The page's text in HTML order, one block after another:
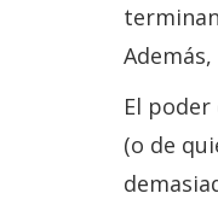
El poder
(o de